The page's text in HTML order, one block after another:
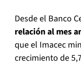
Desde el Banco
relación al mes
que el Imacec
crecimiento de